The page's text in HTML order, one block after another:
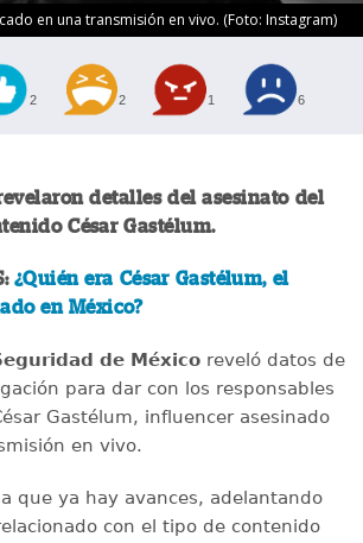
en una transmisión en vivo. (Foto: Instagram)
2 2 1 6
detalles del asesinato del
César Gastélum.
¿Quién era César Gastélum, el
en México?
de Méxicoreveló datos de
para dar con los responsables
Gastélum, influencer asesinado
en vivo.
que ya hay avances, adelantando
con el tipo de contenido